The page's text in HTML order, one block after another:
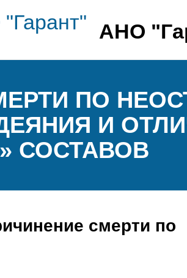
АНО
ПО
И
СОСТАВОВ
смерти по